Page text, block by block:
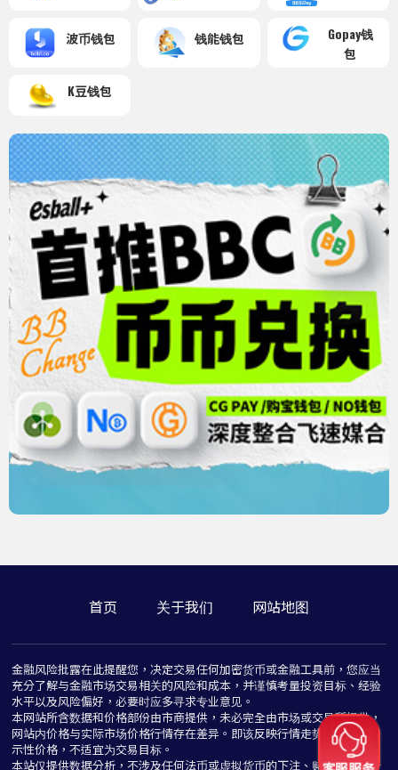
波币钱包 钱能钱包
Gopay钱
包
K豆钱包
首页 关于我们 网站地图
金融风险批露在此提醒您，决定交易任何加密货币或金融工具前，您应当
充分了解与金融市场交易相关的风险和成本，并谨慎考量投资目标、经验
水平以及风险偏好，必要时应多寻求专业意见。
本网站所含数据和价格部份由市商提供，未必完全由市场或交易所提供，
网站内价格与实际市场价格行情存在差异。即该反映行情走势价格仅为指
示性价格，不适宜为交易目标。
本站仅提供数据分析，不涉及任何法币或虚拟货币的下注、赌博与推介行